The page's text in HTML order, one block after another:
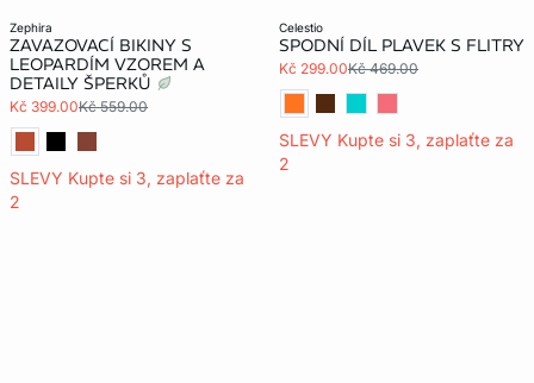
zephira
ZAVAZOVACÍ BIKINY S
LEOPARDÍM VZOREM A
DETAILY ŠPERKŮ
Kč 399.00Kč 559.00
SLEVY Kupte si 3, zaplaťte za
2
celestio
SPODNÍ DÍL PLAVEK S FLITRY
Kč 299.00Kč 469.00
SLEVY Kupte si 3, zaplaťte za
2